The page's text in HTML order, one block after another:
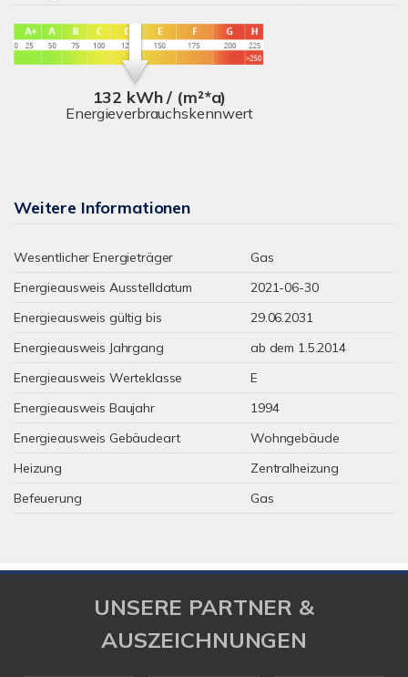
132 kWh / (m²*a)
Energieverbrauchskennwert
Weitere Informationen
Wesentlicher Energieträger
Gas
Energieausweis Ausstelldatum
2021-06-30
Energieausweis gültig bis
29.06.2031
Energieausweis Jahrgang
ab dem 1.5.2014
Energieausweis Werteklasse
E
Energieausweis Baujahr
1994
Energieausweis Gebäudeart
Wohngebäude
Heizung
Zentralheizung
Befeuerung
Gas
UNSERE PARTNER &
AUSZEICHNUNGEN